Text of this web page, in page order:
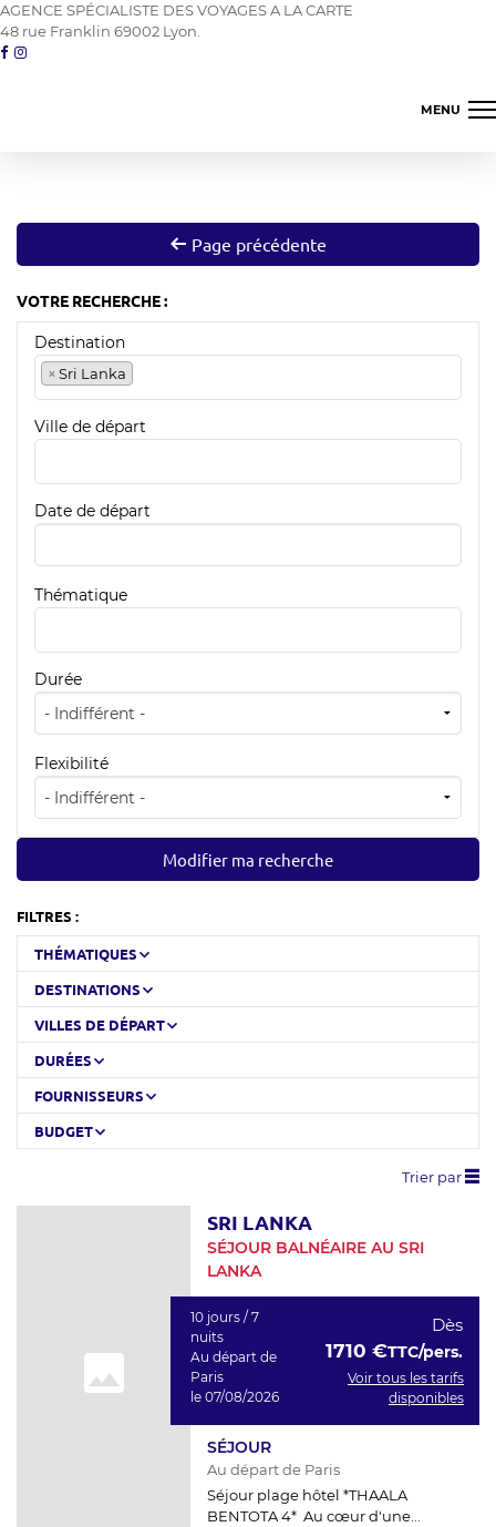
AGENCE SPÉCIALISTE DES VOYAGES A LA CARTE
48 rue Franklin 69002 Lyon.
MENU
Amerique latine
Les îles
Océanie
Page précédente
VOTRE RECHERCHE :
Destination
× Sri Lanka
Ville de départ
Date de départ
Thématique
Durée
Flexibilité
FILTRES :
THÉMATIQUES
DESTINATIONS
VILLES DE DÉPART
DURÉES
FOURNISSEURS
BUDGET
Trier par
SRI LANKA
SÉJOUR BALNÉAIRE AU SRI
LANKA
10 jours / 7
nuits
Au départ de
Paris
le 07/08/2026
Dès
1710 €TTC/pers.
Voir tous les tarifs
disponibles
SÉJOUR
Au départ de Paris
Séjour plage hôtel *THAALA
BENTOTA 4* Au cœur d'une...